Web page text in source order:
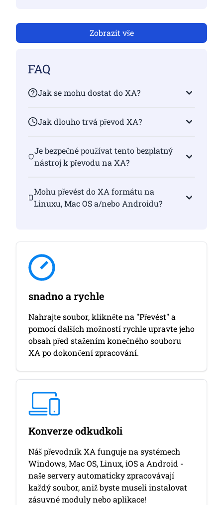
Zobrazit vše
FAQ
Jak se mohu dostat do XA?
Jak dlouho trvá převod XA?
Je bezpečné používat tento bezplatný
nástroj k převodu na XA?
Mohu převést do XA formátu na
Linuxu, Mac OS a/nebo Androidu?
snadno a rychle
Nahrajte soubor, klikněte na "Převést" a
pomocí dalších možností rychle upravte jeho
obsah před stažením konečného souboru
XA po dokončení zpracování.
Konverze odkudkoli
Náš převodník XA funguje na systémech
Windows, Mac OS, Linux, iOS a Android -
naše servery automaticky zpracovávají
každý soubor, aniž byste museli instalovat
zásuvné moduly nebo aplikace!